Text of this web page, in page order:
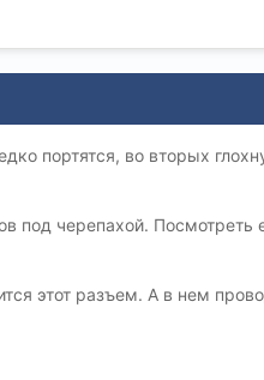
портятся, во вторых
под черепахой. Посмотреть
этот разъем. А в нем